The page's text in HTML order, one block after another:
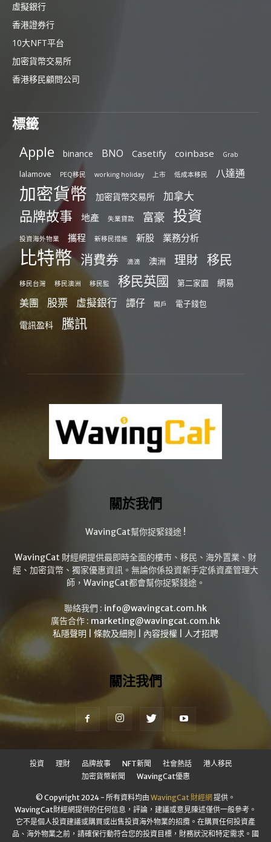
虛擬銀行
香港證券行
10大NFT平台
加密貨幣交易所
香港移民顧問公司
標籤
Apple binance BNO Casetify coinbase Grab
lalamove PEQ移民 working holiday 上市 低成本移民 八達通
加密貨幣 加密貨幣交易所 加拿大
品牌故事 地產 失業貸款 富豪 投資
投資海外物業 攜程 新移民措施 新股 業務分析
比特幣 消費券 滴滴 澳洲 理財 移民
移民台灣 移民澳洲 移民監 移民英國 第二家園 網易
美團 股票 虛擬銀行 譚仔 開戶 電子錢包
電訊盈科 騰訊
關於我們
WavingCat幫你捉緊錢途 !
WavingCat 財經網提供最即時全面的樓市、移民、海外置業、財
經、加密貨幣、獨家優惠資訊。無論你係投資新手定係資產管理大
師，WavingCat都會幫你捉緊錢途。
聯絡我們 : info@wavingcat.com.hk
廣告合作 : marketing@wavingcat.com.hk
私隱聲明
條款及細則 內容授權 人才招聘
關注我們
投資 理財 品牌故事 NFT新聞 社會熱話
港人移民
加密貨幣新聞
WavingCat優惠
© Copyright 2024 - 所有資料均由 WavingCat 財經網提供。
WavingCat財經網提供的任何信息，評論，建議或意見陳述僅供一般參考。
它不是個人投資建議或購買或出售投資海外物業的招攬。在購買任何投資產
品、海外物業之前，請確保行動符合您的投資目標，財務狀況和特定需求。國